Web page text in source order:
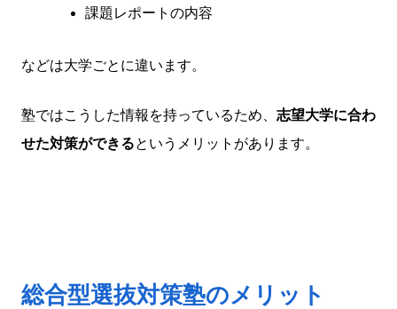
課題レポートの内容
などは大学ごとに違います。
塾ではこうした情報を持っているため、 志望大学に合わ
せた対策ができるというメリットがあります。
総合型選抜対策塾のメリット